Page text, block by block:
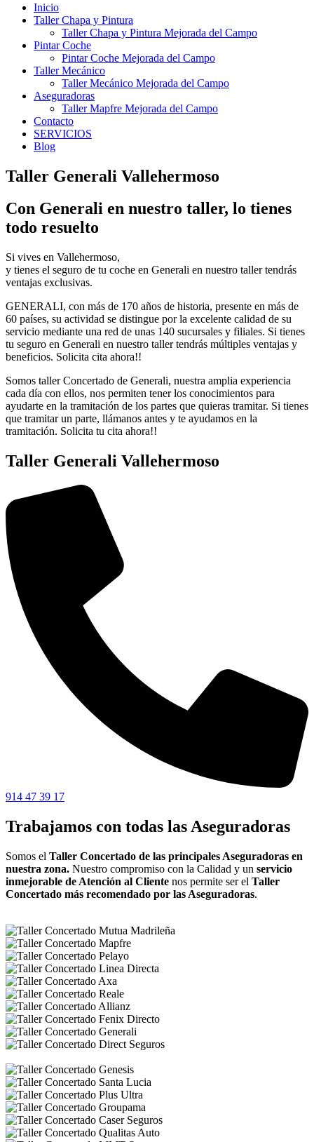
Inicio
Taller Chapa y Pintura
Taller Chapa y Pintura Mejorada del Campo
Pintar Coche
Pintar Coche Mejorada del Campo
Taller Mecánico
Taller Mecánico Mejorada del Campo
Aseguradoras
Taller Mapfre Mejorada del Campo
Contacto
SERVICIOS
Blog
Taller Generali Vallehermoso
Con Generali en nuestro taller, lo tienes
todo resuelto
Si vives en Vallehermoso,
y tienes el seguro de tu coche en Generali en nuestro taller tendrás
ventajas exclusivas.
GENERALI, con más de 170 años de historia, presente en más de
60 países, su actividad se distingue por la excelente calidad de su
servicio mediante una red de unas 140 sucursales y filiales. Si tienes
tu seguro en Generali en nuestro taller tendrás múltiples ventajas y
beneficios. Solicita cita ahora!!
Somos taller Concertado de Generali, nuestra amplia experiencia
cada día con ellos, nos permiten tener los conocimientos para
ayudarte en la tramitación de los partes que quieras tramitar. Si tienes
que tramitar un parte, llámanos antes y te ayudamos en la
tramitación. Solicita tu cita ahora!!
Taller Generali Vallehermoso
914 47 39 17
Trabajamos con todas las Aseguradoras
Somos el Taller Concertado de las principales Aseguradoras en
nuestra zona. Nuestro compromiso con la Calidad y un servicio
inmejorable de Atención al Cliente nos permite ser el Taller
Concertado más recomendado por las Aseguradoras.